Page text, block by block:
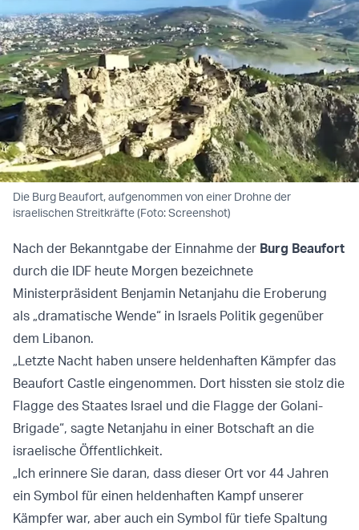
Die Burg Beaufort, aufgenommen von einer Drohne der
israelischen Streitkräfte (Foto: Screenshot)
Nach der Bekanntgabe der Einnahme der Burg Beaufort
durch die IDF heute Morgen bezeichnete
Ministerpräsident Benjamin Netanjahu die Eroberung
als „dramatische Wende“ in Israels Politik gegenüber
dem Libanon.
„Letzte Nacht haben unsere heldenhaften Kämpfer das
Beaufort Castle eingenommen. Dort hissten sie stolz die
Flagge des Staates Israel und die Flagge der Golani-
Brigade“, sagte Netanjahu in einer Botschaft an die
israelische Öffentlichkeit.
„Ich erinnere Sie daran, dass dieser Ort vor 44 Jahren
ein Symbol für einen heldenhaften Kampf unserer
Kämpfer war, aber auch ein Symbol für tiefe Spaltung